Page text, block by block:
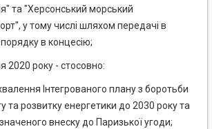
та "Херсонський морський
у тому числі шляхом передачі в
в концесію;
2020 року - стосовно:
Інтегрованого плану з боротьби
та розвитку енергетики до 2030 року та
внеску до Паризької угоди;